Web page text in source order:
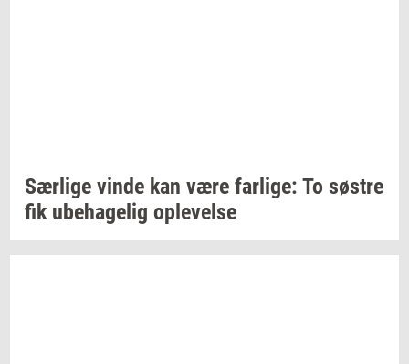
Sær­li­ge vinde kan være far­li­ge: To sø­stre
fik ube­ha­ge­lig op­le­vel­se